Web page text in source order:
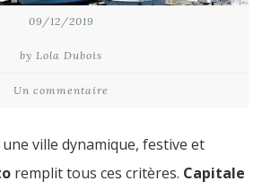
09/12/2019
by Lola Dubois
Un commentaire
ville dynamique, festive et
remplit tous ces critères. Capitale